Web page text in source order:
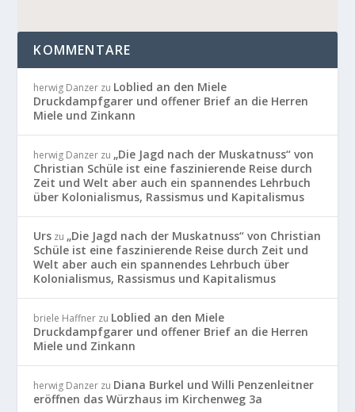
KOMMENTARE
herwig Danzer zu Loblied an den Miele
Druckdampfgarer und offener Brief an die Herren
Miele und Zinkann
herwig Danzer zu „Die Jagd nach der Muskatnuss“ von
Christian Schüle ist eine faszinierende Reise durch
Zeit und Welt aber auch ein spannendes Lehrbuch
über Kolonialismus, Rassismus und Kapitalismus
Urs zu „Die Jagd nach der Muskatnuss“ von Christian
Schüle ist eine faszinierende Reise durch Zeit und
Welt aber auch ein spannendes Lehrbuch über
Kolonialismus, Rassismus und Kapitalismus
briele Haffner zu Loblied an den Miele
Druckdampfgarer und offener Brief an die Herren
Miele und Zinkann
herwig Danzer zu Diana Burkel und Willi Penzenleitner
eröffnen das Würzhaus im Kirchenweg 3a